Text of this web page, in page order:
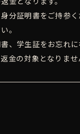
分証明書をご持参
。
、学生証をお忘れ
金の対象となりませ